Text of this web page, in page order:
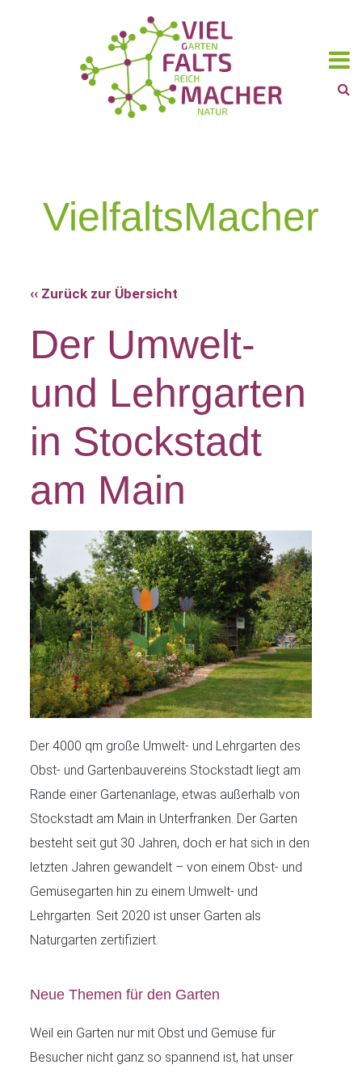
VielfaltsMacher
‹‹ Zurück zur Übersicht
Der Umwelt-
und Lehrgarten
in Stockstadt
am Main
Der 4000 qm große Umwelt- und Lehrgarten des
Obst- und Gartenbauvereins Stockstadt liegt am
Rande einer Gartenanlage, etwas außerhalb von
Stockstadt am Main in Unterfranken. Der Garten
besteht seit gut 30 Jahren, doch er hat sich in den
letzten Jahren gewandelt – von einem Obst- und
Gemüsegarten hin zu einem Umwelt- und
Lehrgarten. Seit 2020 ist unser Garten als
Naturgarten zertifiziert.
Neue Themen für den Garten
Weil ein Garten nur mit Obst und Gemüse für
Besucher nicht ganz so spannend ist, hat unser